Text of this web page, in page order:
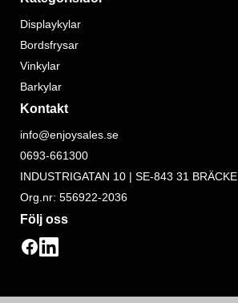
Displaykylar
Bordsfrysar
Vinkylar
Barkylar
Kontakt
info@enjoysales.se
0693-661300
INDUSTRIGATAN 10 | SE-843 31 BRÄCKE
Org.nr: 556922-2036
Följ oss